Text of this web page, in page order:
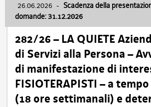
26.06.2026 - Scadenza della
domande: 31.12.2026
282/26 – LA QUIETE
di Servizi alla Persona –
di manifestazione di
FISIOTERAPISTI – a
(18 ore settimanali) e